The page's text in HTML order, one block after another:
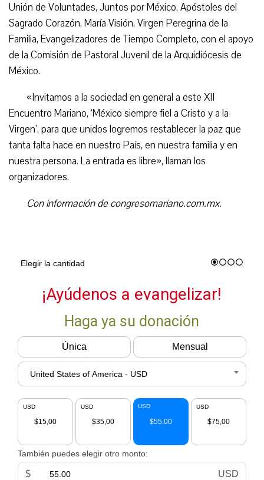
Unión de Voluntades, Juntos por México, Apóstoles del
Sagrado Corazón, María Visión, Virgen Peregrina de la
Familia, Evangelizadores de Tiempo Completo, con el apoyo
de la Comisión de Pastoral Juvenil de la Arquidiócesis de
México.
«Invitamos a la sociedad en general a este XII
Encuentro Mariano, ‘México siempre fiel a Cristo y a la
Virgen’, para que unidos logremos restablecer la paz que
tanta falta hace en nuestro País, en nuestra familia y en
nuestra persona. La entrada es libre», llaman los
organizadores.
Con información de congresomariano.com.mx.